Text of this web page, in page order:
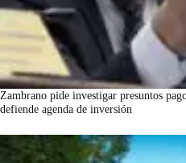
Zambrano pide investigar presuntos
defiende agenda de inversión